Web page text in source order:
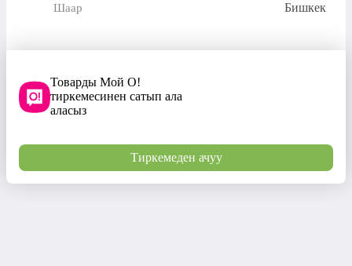
Шаар Бишкек
Товарды Мой О!
тиркемесинен сатып ала
аласыз
Тиркемеден ачуу